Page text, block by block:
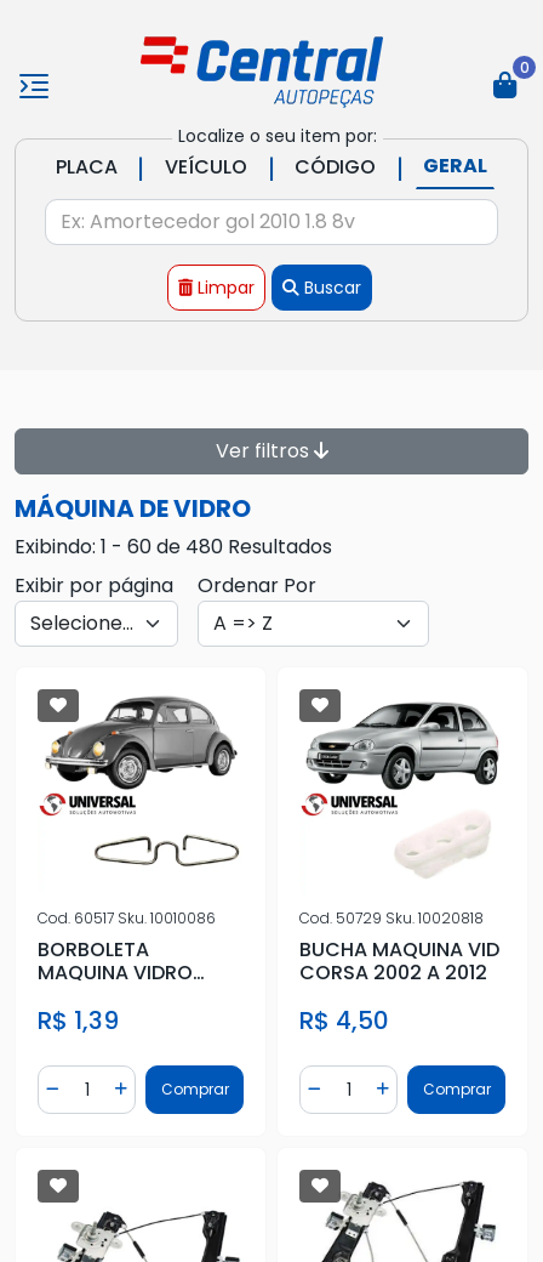
Localize o seu item por:
PLACA | VEÍCULO | CÓDIGO | GERAL
Limpar Buscar
0
Ver filtros
MÁQUINA DE VIDRO
Exibindo: 1 - 60 de 480 Resultados
Exibir por página
Ordenar Por
Cod. 60517 Sku.10010086
BORBOLETA
MAQUINA VIDRO
R$ 1,39
Diminuir Quantidade
Quantidade
Adicionar Quantidade
Comprar
Cod. 50729 Sku.10020818
BUCHA MAQUINA VID
CORSA 2002 A 2012
R$ 4,50
Diminuir Quantidade
Quantidade
AdicionarComprar